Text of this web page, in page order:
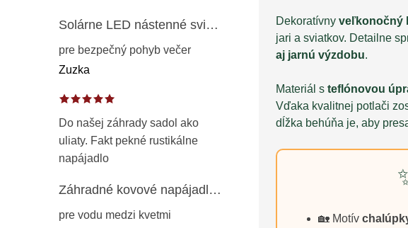
Solárne LED nástenné svietidlo s pohybovým a súmrakovým senzorom – vonkajšie fasádne osvetlenie IP65
pre bezpečný pohyb večer
Zuzka
Do našej záhrady sadol ako
uliaty. Fakt pekné rustikálne
napájadlo
Záhradné kovové napájadlo pre vtáky 8 cm / 104 cm – dekorácia z patinovanej ocele v prírodnej hrdzi
pre vodu medzi kvetmi
Dekoratívny veľkonočný
jari a sviatkov. Detailne
aj jarnú výzdobu.
Materiál s teflónovou
Vďaka kvalitnej potlači
dĺžka behúňa je, aby
🏡 Motív